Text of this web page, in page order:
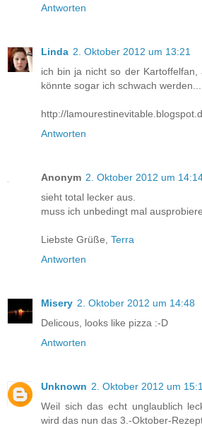
Antworten
Linda 2. Oktober 2012 um 13:21
ich bin ja nicht so der Kartoffelfan,
könnte sogar ich schwach
http://
Antworten
Anonym 2. Oktober 2012 um
sieht total lecker aus.
muss ich unbedingt mal
Liebste Grüße, Terra
Antworten
Misery 2. Oktober 2012 um 14:48
Delicous, looks like pizza :-D
Antworten
Unknown 2. Oktober 2012 um
Weil sich das echt unglaublich
wird das nun das 3.-Oktober-